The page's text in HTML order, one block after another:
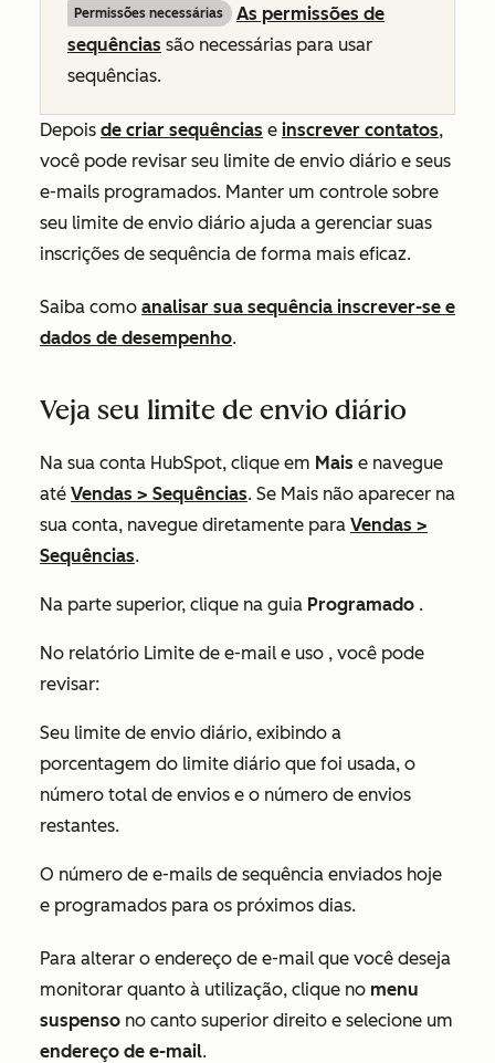
Permissões necessárias
As permissões de
sequências são necessárias para usar
sequências.
Depois de criar sequências e inscrever contatos,
você pode revisar seu limite de envio diário e seus
e-mails programados. Manter um controle sobre
seu limite de envio diário ajuda a gerenciar suas
inscrições de sequência de forma mais eficaz.
Saiba como analisar sua sequência inscrever-se e
dados de desempenho.
Veja seu limite de envio diário
Na sua conta HubSpot, clique em Mais e navegue
até Vendas > Sequências. Se Mais não aparecer na
sua conta, navegue diretamente para Vendas >
Sequências.
Na parte superior, clique na guia Programado .
No relatório Limite de e-mail e uso , você pode
revisar:
Seu limite de envio diário, exibindo a
porcentagem do limite diário que foi usada, o
número total de envios e o número de envios
restantes.
O número de e-mails de sequência enviados hoje
e programados para os próximos dias.
Para alterar o endereço de e-mail que você deseja
monitorar quanto à utilização, clique no menu
suspenso no canto superior direito e selecione um
endereço de e-mail.